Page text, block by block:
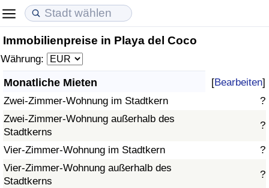
Immobilienpreise in Playa del Coco
Währung:
Monatliche Mieten [Bearbeiten]
Zwei-Zimmer-Wohnung im Stadtkern
?
Zwei-Zimmer-Wohnung außerhalb des
Stadtkerns
?
Vier-Zimmer-Wohnung im Stadtkern
?
Vier-Zimmer-Wohnung außerhalb des
Stadtkerns
?
Lebenshaltungskosten
Lebenshaltungskosten-Index (aktuell)
Lebenshaltungskosten-Index
Lebenshaltungskosten-Index nach Land
in Akaba
Immobilienpreise
Immobilienpreis-Index (aktuell)
Immobilienpreis-Index
Immobilienpreis-Index nach Land
Lebensqualität
Lebensqualität-Index
Lebensqualität-Index (aktuell)
Lebensqualitätsindex nach Land
Kriminalität